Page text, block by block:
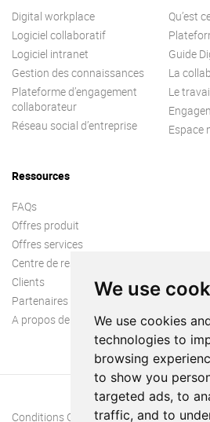
We use
We use cookies
technologies to
browsing
to show you
targeted ads, to
traffic, and to
Digital workplace
Logiciel collaboratif
Logiciel intranet
Gestion des connaissances
Plateforme d’engagement
collaborateur
Réseau social d’entreprise
Qu’est
Guide
La
Le
Espace
Ressources
FAQs
Offres produit
Offres services
Centre de ressources
Clients
Partenaires
A propos de nous
Conditions Générales